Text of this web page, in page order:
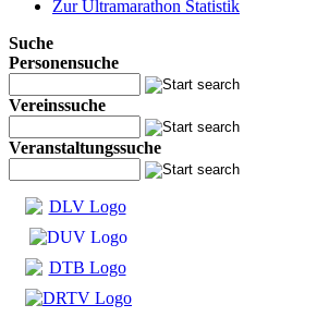
Zur Ultramarathon Statistik
Suche
Personensuche
Vereinssuche
Veranstaltungssuche